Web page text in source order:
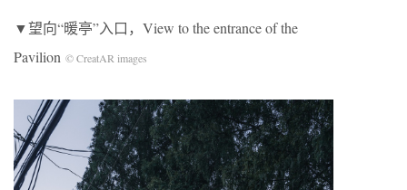
▼望向“暖亭”入口，View to the entrance of the
Pavilion © CreatAR images